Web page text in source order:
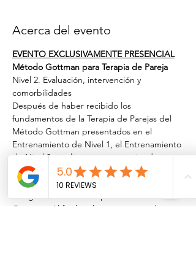
Acerca del evento
EVENTO EXCLUSIVAMENTE PRESENCIAL
Método Gottman para Terapia de Pareja
Nivel 2. Evaluación, intervención y
comorbilidades
Después de haber recibido los
fundamentos de la Terapia de Parejas del
Método Gottman presentados en el
Entrenamiento de Nivel 1, el Entrenamiento
de Nivel 2 ampliará sus estrategias de
evaluación y técnicas de intervención. Este
es el siguiente paso hacia la certificación y
designación como terapeuta certificado de
Gottman. Al finalizar la capacitación de